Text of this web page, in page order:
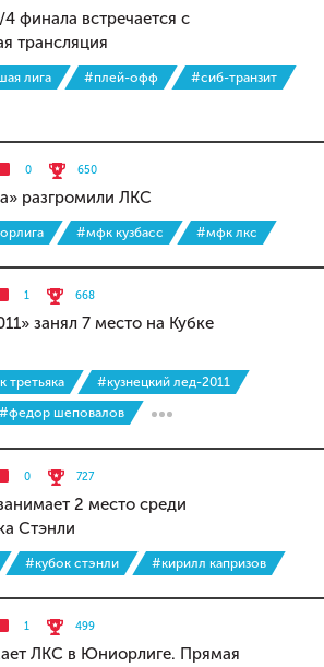
финала встречается с
трансляция
лига #плей-офф
#сиб-транзит
0 650
разгромили ЛКС
#мфк кузбасс #мфк лкс
1 668
занял 7 место на Кубке
третьяка
#кузнецкий лед-2011
#федор шеповалов
0 727
2 место среди
Стэнли
#кубок стэнли #кирилл капризов
1 499
ЛКС в Юниорлиге. Прямая